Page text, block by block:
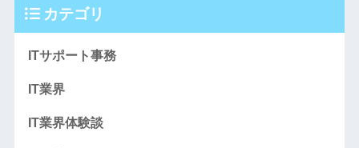
カテゴリ
ITサポート事務
IT業界
IT業界体験談